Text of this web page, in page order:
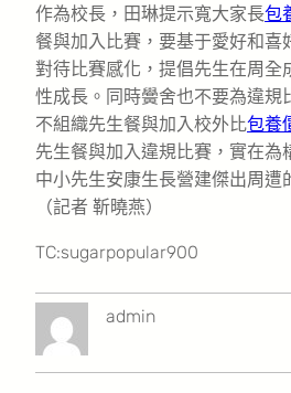
作為校長，田琳提示寬大家長包
餐與加入比賽，要基于愛好和喜
對待比賽感化，提倡先生在周全
性成長。同時黌舍也不要為違規
不組織先生餐與加入校外比包養
先生餐與加入違規比賽，實在為
中小先生安康生長營建傑出周遭
（記者 靳曉燕）
TC:sugarpopular900
admin